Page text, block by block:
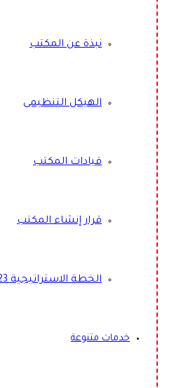
نبذة عن المكتب
الهيكل التنظيمى
قيادات المكتب
قرار إنشاء المكتب
الخطة الاستراتيجية 2023-2027م
خدمات متنوعة